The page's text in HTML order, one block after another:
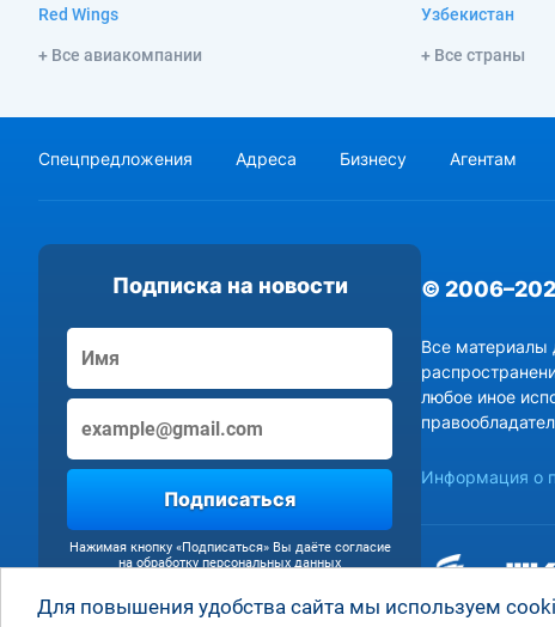
Для повышения удобства сайта мы используем
Red Wings
+ Все авиакомпании
Узбекистан
+ Все страны
Спецпредложения Адреса Бизнесу Агентам
Подписка на новости
Подписаться
Нажимая кнопку «Подписаться» Вы даёте согласие
на обработку персональных данных
©
Все материалы
любое иное
Информация о